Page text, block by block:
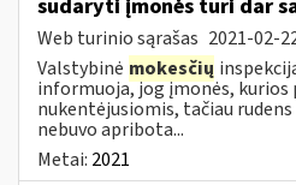
sudaryti įmonės turi dar
Web turinio sąrašas 2021-02-
Valstybinė mokesčių
informuoja, jog įmonės, kurios
nukentėjusiomis, tačiau
nebuvo apribota...
Metai: 2021